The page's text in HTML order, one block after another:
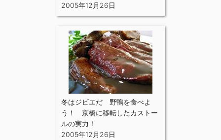
2005年12月26日
冬はジビエだ 野鴨を食べよ
う！ 京橋に移転したカストー
ルの実力！
2005年12月26日